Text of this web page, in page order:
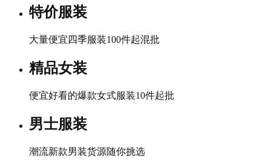
特价服装
大量便宜四季服装100件起混批
精品女装
便宜好看的爆款女式服装10件起批
男士服装
潮流新款男装货源随你挑选